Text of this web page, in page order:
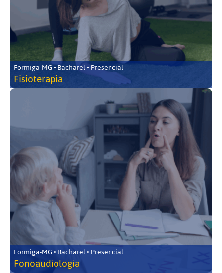
Formiga-MG • Bacharel • Presencial
Fisioterapia
Formiga-MG • Bacharel • Presencial
Fonoaudiologia